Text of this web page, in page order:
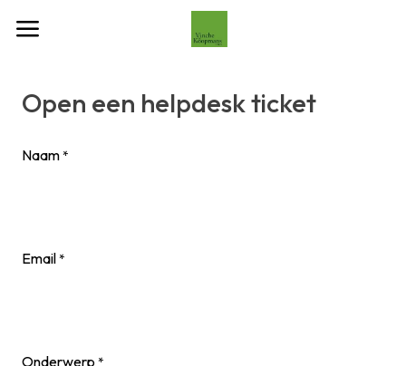
Open een helpdesk ticket
Naam*
Email*
Onderwerp *